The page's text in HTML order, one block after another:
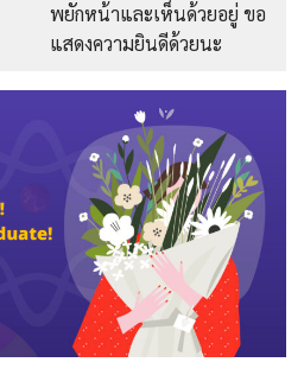
พยักหน้าและเห็นด้วยอยู่ ขอ
แสดงความยินดีด้วยนะ